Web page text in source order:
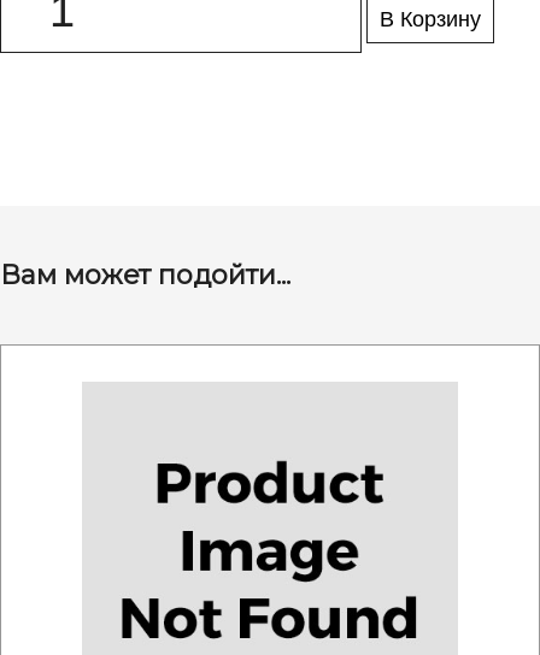
В Корзину
Вам может подойти...